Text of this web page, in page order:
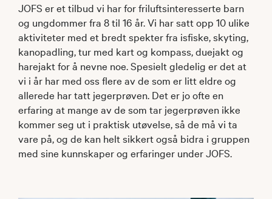
JOFS er et tilbud vi har for friluftsinteresserte barn
og ungdommer fra 8 til 16 år. Vi har satt opp 10 ulike
aktiviteter med et bredt spekter fra isfiske, skyting,
kanopadling, tur med kart og kompass, duejakt og
harejakt for å nevne noe. Spesielt gledelig er det at
vi i år har med oss flere av de som er litt eldre og
allerede har tatt jegerprøven. Det er jo ofte en
erfaring at mange av de som tar jegerprøven ikke
kommer seg ut i praktisk utøvelse, så de må vi ta
vare på, og de kan helt sikkert også bidra i gruppen
med sine kunnskaper og erfaringer under JOFS.